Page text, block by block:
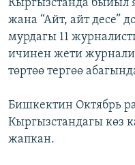
Кыргызстанда быйыл
жана “Айт, айт десе”
мурдагы 11
ичинен жети
төртөө тергөө
Бишкектин Октябрь
Кыргызстандагы көз
жапкан.